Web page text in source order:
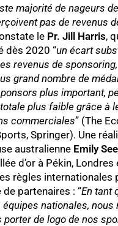
majorité de nageurs
pas de revenus
le Pr. Jill Harris,
dès 2020 “un écart
revenus de
grand nombre de
plus important,
plus faible grâce à
commerciales” (The
Springer). Une
australienne Emily
d’or à Pékin, Londres
règles internationales
de partenaires : “En tant
nationales, nous
porter de logo de nos